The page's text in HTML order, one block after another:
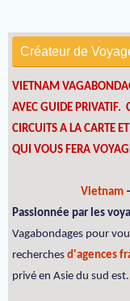
Créateur de
VIETNAM
AVEC GUIDE PRIVATIF.
CIRCUITS A LA CARTE
QUI VOUS FERA
Vietnam
Passionnée par les
Vagabondages pour
recherches d'agences
privé en Asie du sud est.